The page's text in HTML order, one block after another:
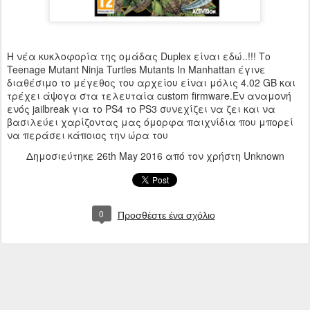
Η νέα κυκλοφορία της ομάδας Duplex είναι εδώ..!!! Το
Teenage Mutant Ninja Turtles Mutants In Manhattan έγινε
διαθέσιμο το μέγεθος του αρχείου είναι μόλις 4.02 GB και
τρέχει άψογα στα τελευταία custom firmware.Εν αναμονή
ενός jailbreak για το PS4 το PS3 συνεχίζει να ζει και να
βασιλεύει χαρίζοντας μας όμορφα παιχνίδια που μπορεί
να περάσει κάποιος την ώρα του
Δημοσιεύτηκε 26th May 2016 από τον χρήστη Unknown
0 Προσθέστε ένα σχόλιο